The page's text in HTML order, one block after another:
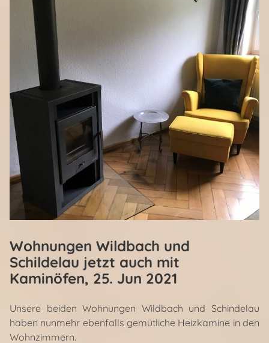
Wohnungen Wildbach und
Schildelau jetzt auch mit
Kaminöfen, 25. Jun 2021
Unsere beiden Wohnungen Wildbach und Schindelau
haben nunmehr ebenfalls gemütliche Heizkamine in den
Wohnzimmern.